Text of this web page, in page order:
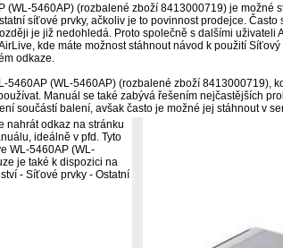
5460AP) (rozbalené zboží 8413000719) je možné
síťové prvky, ačkoliv je to povinnost prodejce. Často
je již nedohledá. Proto společně s dalšími uživateli
kde máte možnost stáhnout návod k použití
odkaze.
5460AP (WL-5460AP) (rozbalené zboží 8413000719),
Manuál se také zabývá řešením nejčastějších
součástí balení, avšak často je možné jej stáhnout v
nahrát odkaz na stránku
ideálně v pfd. Tyto
WL-5460AP (WL-
je také k dispozici na
- Síťové prvky - Ostatní